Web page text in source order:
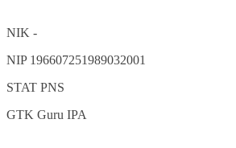
NIK -
NIP 196607251989032001
STAT PNS
GTK Guru IPA